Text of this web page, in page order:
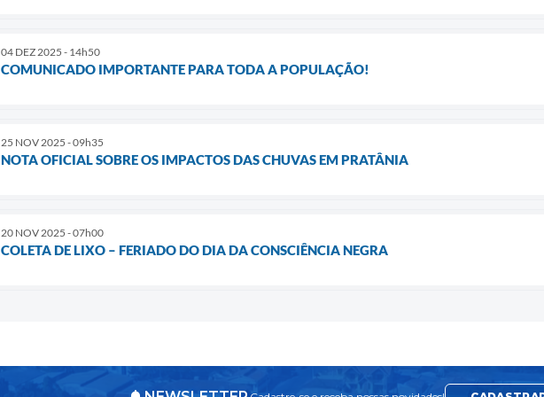
04 DEZ 2025 - 14h50
COMUNICADO IMPORTANTE PARA TODA A POPULAÇÃO!
25 NOV 2025 - 09h35
NOTA OFICIAL SOBRE OS IMPACTOS DAS CHUVAS EM PRATÂNIA
20 NOV 2025 - 07h00
COLETA DE LIXO – FERIADO DO DIA DA CONSCIÊNCIA NEGRA